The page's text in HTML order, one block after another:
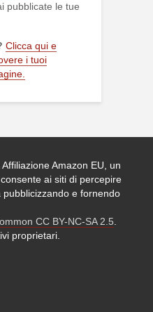
pubblicate le tue
Clicca qui e
i tuoi
Amazon EU, un
ai siti di percepire
e fornendo
CC BY-NC-SA 2.5
proprietari.